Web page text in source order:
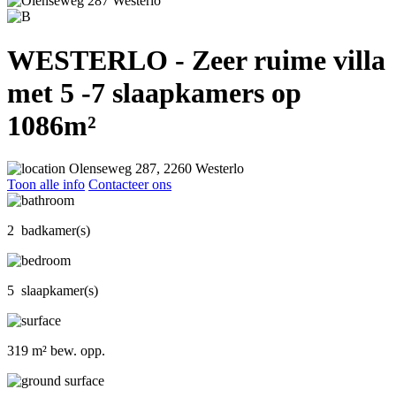
WESTERLO - Zeer ruime villa
met 5 -7 slaapkamers op
1086m²
Olenseweg 287, 2260 Westerlo
Toon alle info Contacteer ons
2 badkamer(s)
5 slaapkamer(s)
319 m² bew. opp.